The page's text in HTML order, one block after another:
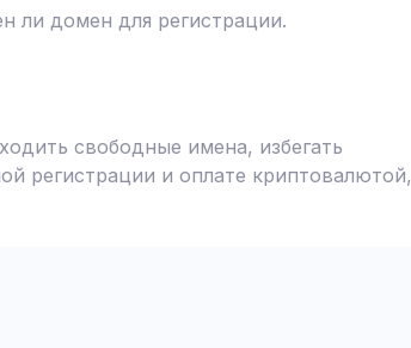
ли домен для регистрации.
свободные имена, избегать
регистрации и оплате криптовалютой,